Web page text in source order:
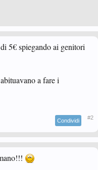
5€ spiegando ai genitori
a fare i
Condividi #2